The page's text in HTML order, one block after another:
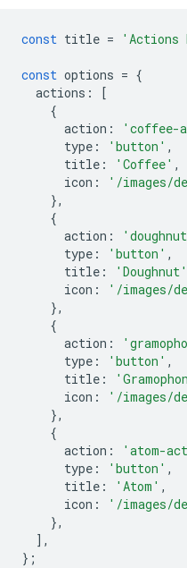
const title =
const options = {
actions :
[
{
action : 'coffee-
type : 'button' ,
title : 'Coffee' ,
icon : '/images/
},
{
action :
type : 'button' ,
title : 'Doughnut'
icon : '/images/
},
{
action :
type : 'button' ,
title :
icon : '/images/
},
{
action : 'atom-
type : 'button' ,
title : 'Atom' ,
icon : '/images/
},
],
};